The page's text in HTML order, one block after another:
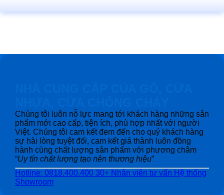
Chúng tôi luôn nỗ lực mang tới khách hàng những sản
phẩm mới cao cấp, tiện ích, phù hợp nhất với người
Việt. Chúng tôi cam kết đem đến cho quý khách hàng
sự hài lòng tuyệt đối, cam kết giá thành luôn đồng
hành cùng chất lượng sản phẩm với phương châm
“Uy tín chất lượng tạo nên thương hiệu”
Hotline: 0818.400.400 30+ Nhân viên tư vấn Hệ thống
Showroom